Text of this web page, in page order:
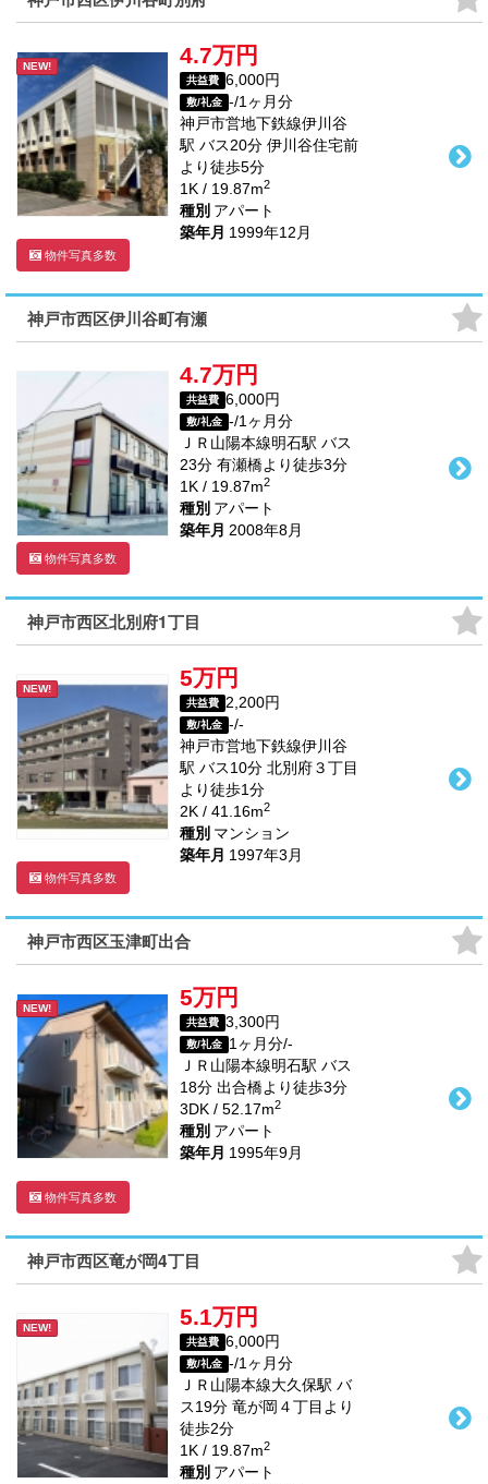
NEW!
物件写真多数
4.7万円
共益費 6,000円
敷/礼金 -/1ヶ月分
神戸市営地下鉄線伊川谷
駅 バス20分 伊川谷住宅前
より徒歩5分
1K / 19.87m2
種別 アパート
築年月 1999年12月
神戸市西区伊川谷町有瀬
物件写真多数
4.7万円
共益費 6,000円
敷/礼金 -/1ヶ月分
ＪＲ山陽本線明石駅 バス
23分 有瀬橋より徒歩3分
1K / 19.87m2
種別 アパート
築年月 2008年8月
神戸市西区北別府1丁目
NEW!
物件写真多数
5万円
共益費 2,200円
敷/礼金 -/-
神戸市営地下鉄線伊川谷
駅 バス10分 北別府３丁目
より徒歩1分
2K / 41.16m2
種別 マンション
築年月 1997年3月
神戸市西区玉津町出合
NEW!
物件写真多数
5万円
共益費 3,300円
敷/礼金
1ヶ月分/-
ＪＲ山陽本線明石駅 バス
18分 出合橋より徒歩3分
3DK / 52.17m2
種別 アパート
築年月 1995年9月
神戸市西区竜が岡4丁目
NEW! 5.1万円
共益費 6,000円
敷/礼金 -/1ヶ月分
ＪＲ山陽本線大久保駅 バ
ス19分 竜が岡４丁目より
徒歩2分
1K / 19.87m2
種別 アパート